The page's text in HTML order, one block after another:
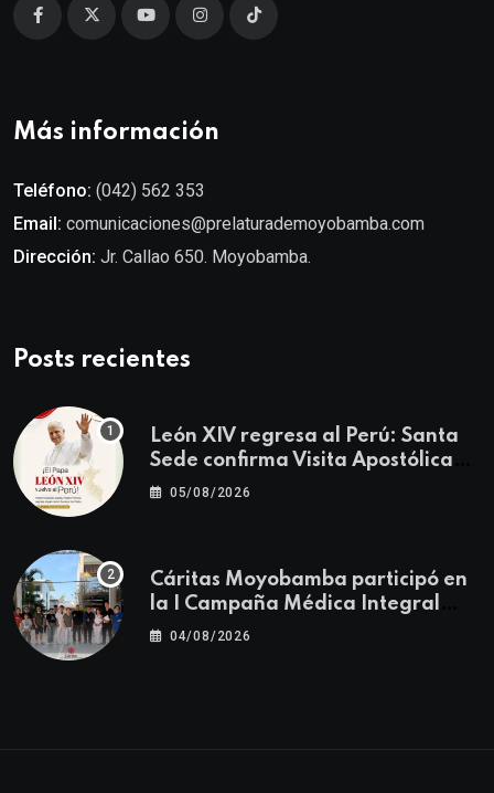
Más información
Teléfono: (042) 562 353
Email: comunicaciones@prelaturademoyobamba.com
Dirección: Jr. Callao 650. Moyobamba.
Posts recientes
León XIV regresa al Perú: Santa
Sede confirma Visita Apostólica
del 11 al 17 de noviembre
05/08/2026
Cáritas Moyobamba participó en
la I Campaña Médica Integral
Gratuita llevando salud y
04/08/2026